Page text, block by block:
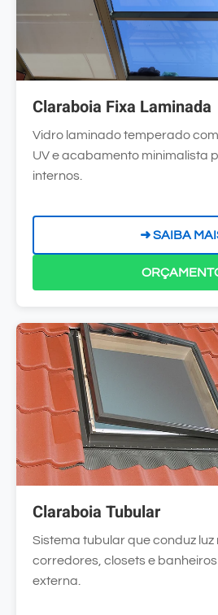
Claraboia Fixa Laminada
Vidro laminado temperado
UV e acabamento minimalista
internos.
➜ SAIBA
Claraboia Tubular
Sistema tubular que conduz luz
corredores, closets e
externa.